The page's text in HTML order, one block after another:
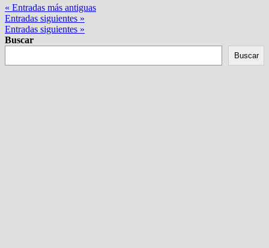
« Entradas más antiguas
Entradas siguientes »
Entradas siguientes »
Buscar
Buscar